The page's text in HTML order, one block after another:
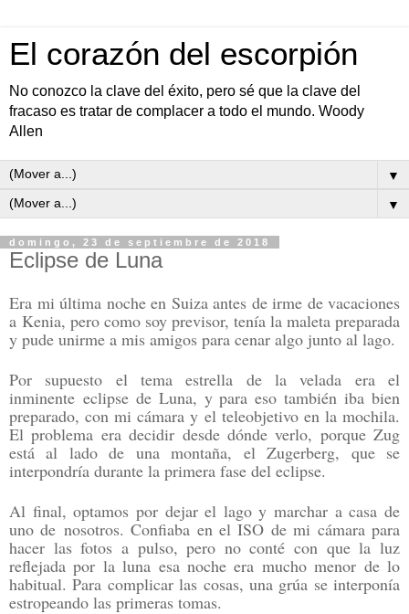
El corazón del escorpión
No conozco la clave del éxito, pero sé que la clave del
fracaso es tratar de complacer a todo el mundo. Woody
Allen
▼
▼
domingo, 23 de septiembre de 2018
Eclipse de Luna
Era mi última noche en Suiza antes de irme de vacaciones
a Kenia, pero como soy previsor, tenía la maleta preparada
y pude unirme a mis amigos para cenar algo junto al lago.
Por supuesto el tema estrella de la velada era el
inminente eclipse de Luna, y para eso también iba bien
preparado, con mi cámara y el teleobjetivo en la mochila.
El problema era decidir desde dónde verlo, porque Zug
está al lado de una montaña, el Zugerberg, que se
interpondría durante la primera fase del eclipse.
Al final, optamos por dejar el lago y marchar a casa de
uno de nosotros. Confiaba en el ISO de mi cámara para
hacer las fotos a pulso, pero no conté con que la luz
reflejada por la luna esa noche era mucho menor de lo
habitual. Para complicar las cosas, una grúa se interponía
estropeando las primeras tomas.